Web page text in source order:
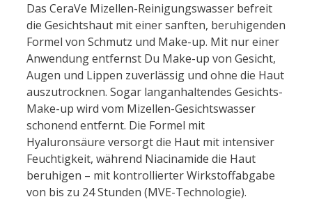
Das CeraVe Mizellen-Reinigungswasser befreit
die Gesichtshaut mit einer sanften, beruhigenden
Formel von Schmutz und Make-up. Mit nur einer
Anwendung entfernst Du Make-up von Gesicht,
Augen und Lippen zuverlässig und ohne die Haut
auszutrocknen. Sogar langanhaltendes Gesichts-
Make-up wird vom Mizellen-Gesichtswasser
schonend entfernt. Die Formel mit
Hyaluronsäure versorgt die Haut mit intensiver
Feuchtigkeit, während Niacinamide die Haut
beruhigen – mit kontrollierter Wirkstoffabgabe
von bis zu 24 Stunden (MVE-Technologie).